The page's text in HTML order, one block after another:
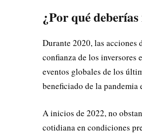
¿Por qué
Durante 2020, las acciones
confianza de los inversores
eventos globales de los
beneficiado de la pandemia
A inicios de 2022, no
cotidiana en condiciones